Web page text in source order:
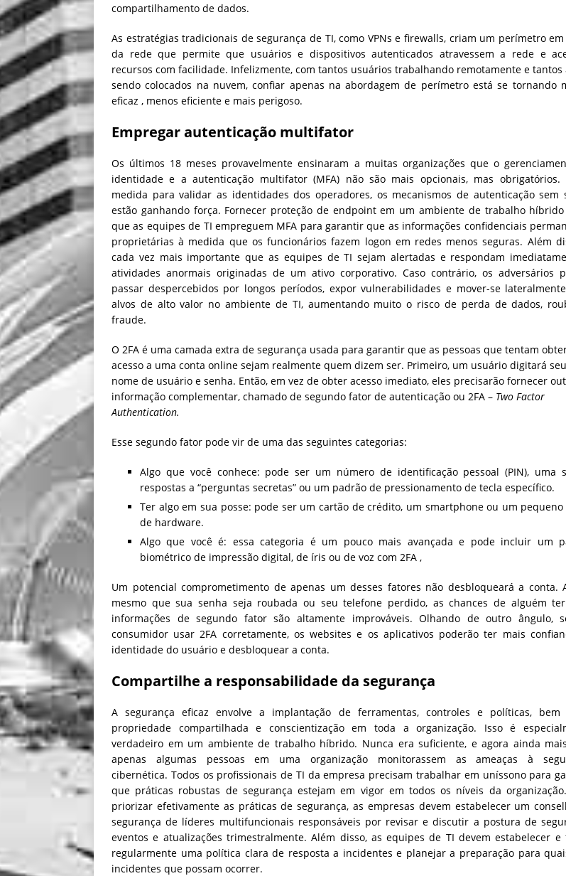
compartilhamento de dados.
As estratégias tradicionais de segurança de TI, como VPNs e firewalls, criam um perímetro
da rede que permite que usuários e dispositivos autenticados atravessem a rede e
recursos com facilidade. Infelizmente, com tantos usuários trabalhando remotamente e tantos
sendo colocados na nuvem, confiar apenas na abordagem de perímetro está se tornando
eficaz , menos eficiente e mais perigoso.
Empregar autenticação multifator
Os últimos 18 meses provavelmente ensinaram a muitas organizações que o
identidade e a autenticação multifator (MFA) não são mais opcionais, mas obrigatórios.
medida para validar as identidades dos operadores, os mecanismos de autenticação sem
estão ganhando força. Fornecer proteção de endpoint em um ambiente de trabalho híbrido
que as equipes de TI empreguem MFA para garantir que as informações confidenciais
proprietárias à medida que os funcionários fazem logon em redes menos seguras. Além
cada vez mais importante que as equipes de TI sejam alertadas e respondam
atividades anormais originadas de um ativo corporativo. Caso contrário, os adversários
passar despercebidos por longos períodos, expor vulnerabilidades e mover-se
alvos de alto valor no ambiente de TI, aumentando muito o risco de perda de dados,
fraude.
O 2FA é uma camada extra de segurança usada para garantir que as pessoas que tentam
acesso a uma conta online sejam realmente quem dizem ser. Primeiro, um usuário digitará seu
nome de usuário e senha. Então, em vez de obter acesso imediato, eles precisarão fornecer
informação complementar, chamado de segundo fator de autenticação ou 2FA – Two Factor
Authentication.
Esse segundo fator pode vir de uma das seguintes categorias:
Algo que você conhece: pode ser um número de identificação pessoal (PIN), uma
respostas a “perguntas secretas” ou um padrão de pressionamento de tecla específico.
Ter algo em sua posse: pode ser um cartão de crédito, um smartphone ou um pequeno
de hardware.
Algo que você é: essa categoria é um pouco mais avançada e pode incluir um
biométrico de impressão digital, de íris ou de voz com 2FA ,
Um potencial comprometimento de apenas um desses fatores não desbloqueará a conta.
mesmo que sua senha seja roubada ou seu telefone perdido, as chances de alguém
informações de segundo fator são altamente improváveis. Olhando de outro ângulo,
consumidor usar 2FA corretamente, os websites e os aplicativos poderão ter mais
identidade do usuário e desbloquear a conta.
Compartilhe a responsabilidade da segurança
A segurança eficaz envolve a implantação de ferramentas, controles e políticas, bem
propriedade compartilhada e conscientização em toda a organização. Isso é
verdadeiro em um ambiente de trabalho híbrido. Nunca era suficiente, e agora ainda
apenas algumas pessoas em uma organização monitorassem as ameaças à
cibernética. Todos os profissionais de TI da empresa precisam trabalhar em uníssono para
que práticas robustas de segurança estejam em vigor em todos os níveis da
priorizar efetivamente as práticas de segurança, as empresas devem estabelecer um
segurança de líderes multifuncionais responsáveis ​​por revisar e discutir a postura de
eventos e atualizações trimestralmente. Além disso, as equipes de TI devem estabelecer e
regularmente uma política clara de resposta a incidentes e planejar a preparação para
incidentes que possam ocorrer.